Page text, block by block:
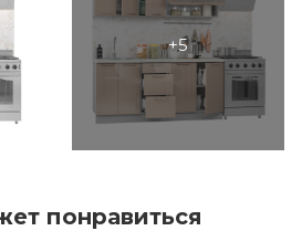
понравиться